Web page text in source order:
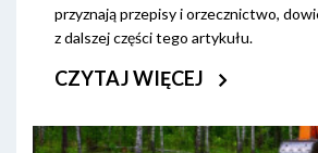
przyznają przepisy i orzecznictwo,
z dalszej części tego artykułu.
CZYTAJ WIĘCEJ